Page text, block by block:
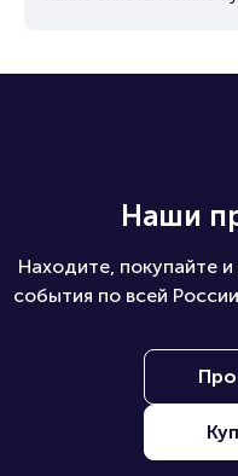
Наши
Находите, покупайте
события по всей